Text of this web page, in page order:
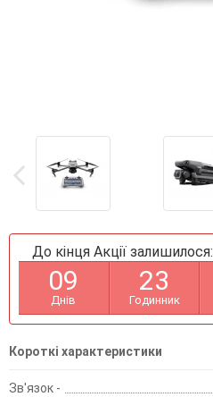
До кінця Акції залишилося:
09
Днів
23
Годинник
Короткі характеристики
Зв'язок -